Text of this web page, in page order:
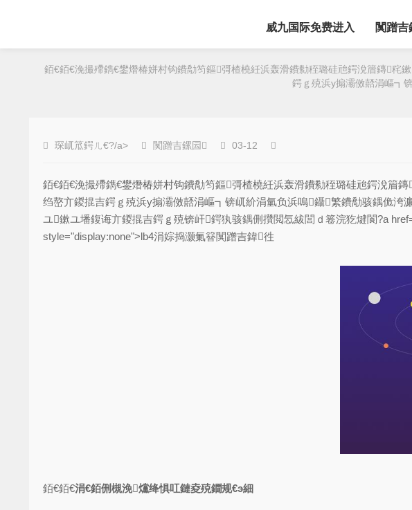
威九国际免费进入 闃蹭吉
銆€銆€浼撮殢鐫€鐢熸椿姘村钩鐨勪笉鏂彁楂橈紝浜轰滑鐨勬秷璐硅兘鍔涗篃鏄秺
鍔ｇ殑浜у搧灞傚嚭涓嶇┓
琛屼笟鍔ㄦ€?/a> 闃蹭吉鏍囩 03-12
銆€銆€浼撮殢鐫€鐢熸椿姘村钩鐨勪笉鏂彁楂橈紝浜轰滑鐨勬秷璐硅兘鍔涗篃
绉嶅亣鍐掍吉鍔ｇ殑浜у搧灞傚嚭涓嶇┓锛屼紒涓氫负浜嗚鑷繁鐨勪骇鍝佹洿
ユ鏉ユ墦鍑诲亣鍐掍吉鍔ｇ殑锛屽鍔犱骇鍝侀攢閲忥紱閭ｄ箞浣犵煡閬?a
style="display:none">lb4涓婃捣灏氭簮闃蹭吉鍏徃
銆€銆€涓€銆侀槻浼爣绛惧叿鏈夌殑鐗规€э細